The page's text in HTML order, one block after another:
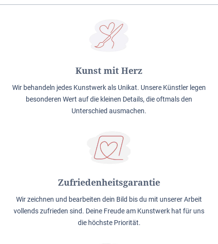
Kunst mit Herz
Wir behandeln jedes Kunstwerk als Unikat. Unsere Künstler legen
besonderen Wert auf die kleinen Details, die oftmals den
Unterschied ausmachen.
Zufriedenheitsgarantie
Wir zeichnen und bearbeiten dein Bild bis du mit unserer Arbeit
vollends zufrieden sind. Deine Freude am Kunstwerk hat für uns
die höchste Priorität.